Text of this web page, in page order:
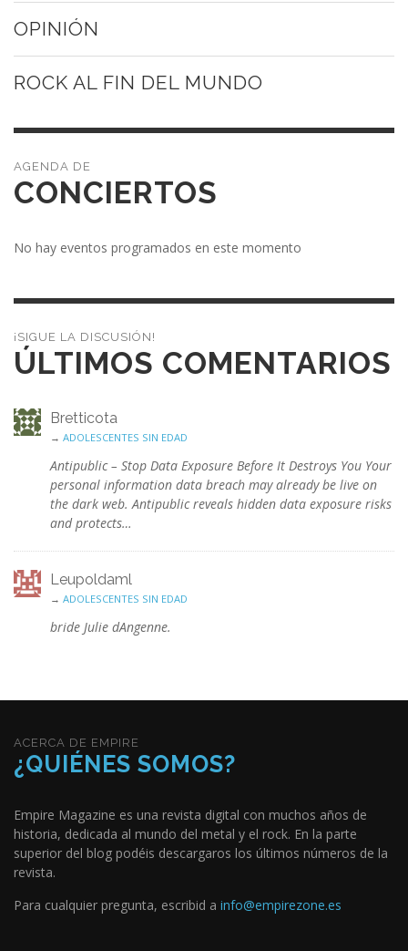
OPINIÓN
ROCK AL FIN DEL MUNDO
CONCIERTOS
No hay eventos programados en este momento
¡SIGUE LA DISCUSIÓN!
ÚLTIMOS COMENTARIOS
Bretticota
→ ADOLESCENTES SIN EDAD
Antipublic – Stop Data Exposure Before It Destroys You Your
personal information data breach may already be live on
the dark web. Antipublic reveals hidden data exposure risks
and protects…
Leupoldaml
→ ADOLESCENTES SIN EDAD
bride Julie dAngenne.
ACERCA DE EMPIRE
¿QUIÉNES SOMOS?
Empire Magazine es una revista digital con muchos años de
historia, dedicada al mundo del metal y el rock. En la parte
superior del blog podéis descargaros los últimos números de la
revista.
Para cualquier pregunta, escribid a info@empirezone.es